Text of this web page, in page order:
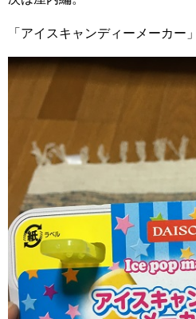
「アイスキャンディーメーカー」